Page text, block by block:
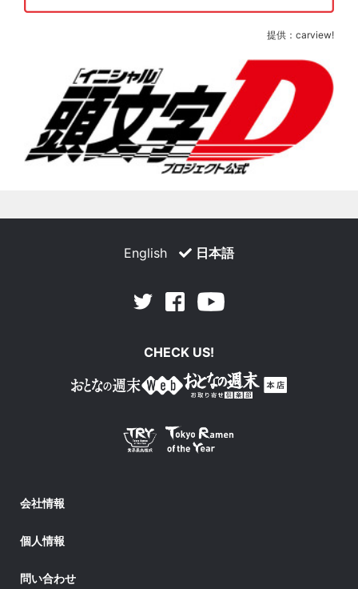
提供：carview!
English 日本語
Twitter Facebook
CHECK US!
会社情報
個人情報
問い合わせ